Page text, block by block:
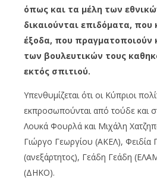
όπως και τα μέλη των
δικαιούνται επιδόματα,
έξοδα, που πραγματοποιούν
των βουλευτικών τους
εκτός σπιτιού.
Υπενθυμίζεται ότι οι Κύπριοι
εκπροσωπούνται από τούδε και
Λουκά Φουρλά και Μιχάλη
Γιώργο Γεωργίου (ΑΚΕΛ), Φειδία
(ανεξάρτητος), Γεάδη Γεάδη
(ΔΗΚΟ).